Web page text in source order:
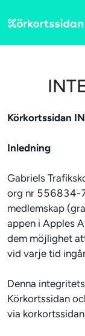
Körkortssidan
Inledning
Gabriels
org nr 556834-
medlemskap
appen i Apples
dem möjlighet
vid varje tid
Denna
Körkortssidan
via